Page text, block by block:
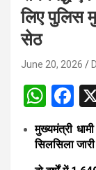
लिए पुलिस
सेठ
June 20, 2026
W
h
at
s
F
a
ce
b
मुख्यमंत्री
सिलसिला जारी